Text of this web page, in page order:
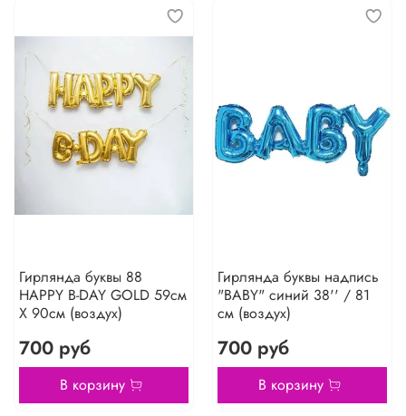
Гирлянда буквы 88
HAPPY B-DAY GOLD 59см
Х 90см (воздух)
700 руб
В корзину
Гирлянда буквы надпись
"BABY" синий 38'' / 81
см (воздух)
700 руб
В корзину